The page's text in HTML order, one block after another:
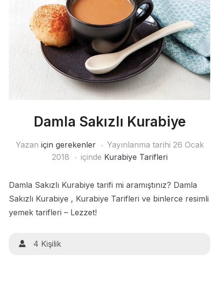
Damla Sakızlı Kurabiye
Yazan için gerekenler Yayınlanma tarihi 26 Ocak
2018
içinde Kurabiye Tarifleri
Damla Sakızlı Kurabiye tarifi mi aramıştınız? Damla
Sakızlı Kurabiye , Kurabiye Tarifleri ve binlerce resimli
yemek tarifleri – Lezzet!
4 Kişilik